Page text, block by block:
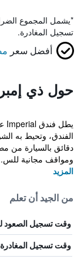
*يشمل المجموع
تسجيل المغادرة.
أفضل سعر
حول ذي
دقائق بالسيارة من
ومواقف مجانية
المزيد
من الجيد أن تعلم
وقت تسجيل الصعود
وقت تسجيل المغادرة